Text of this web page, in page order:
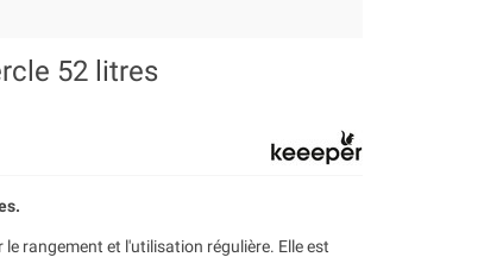
52 litres
rangement et l'utilisation régulière. Elle est